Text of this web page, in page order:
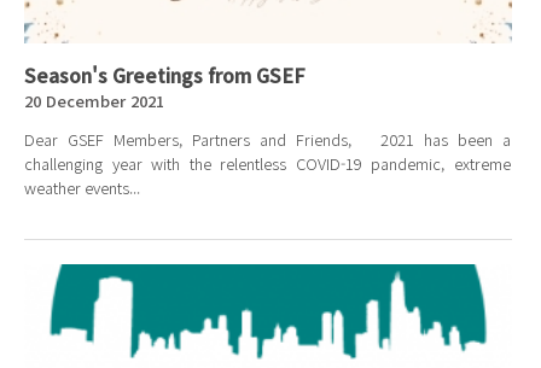
Season's Greetings from GSEF
20 December 2021
Dear GSEF Members, Partners and Friends, 2021 has been a
challenging year with the relentless COVID-19 pandemic, extreme
weather events...